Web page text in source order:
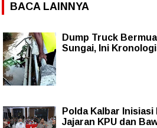
BACA LAINNYA
Dump Truck
Sungai, Ini
Polda Kalbar
Jajaran KPU dan